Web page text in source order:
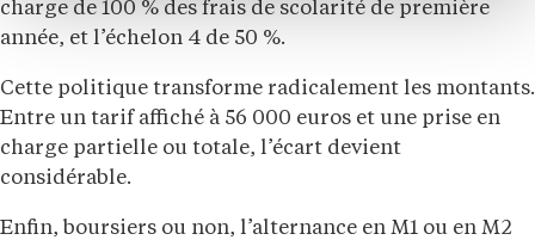
charge de 100 % des frais de scolarité de première
année, et l’échelon 4 de 50 %.
Cette politique transforme radicalement les montants.
Entre un tarif affiché à 56 000 euros et une prise en
charge partielle ou totale, l’écart devient
considérable.
Enfin, boursiers ou non, l’alternance en M1 ou en M2